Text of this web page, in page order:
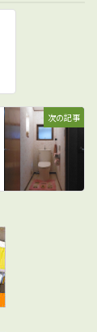
次の記事